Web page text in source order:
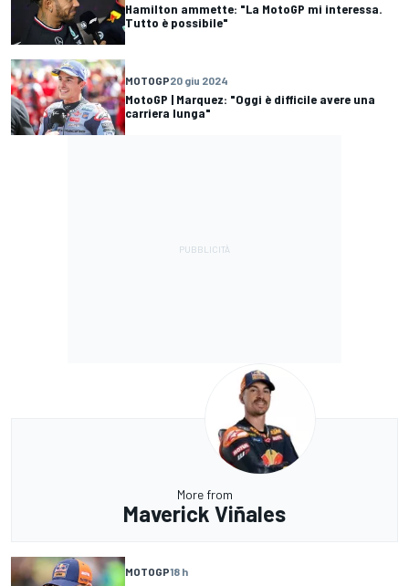
Hamilton ammette: "La MotoGP mi interessa.
Tutto è possibile"
MOTOGP20 giu 2024
MotoGP | Marquez: "Oggi è difficile avere una
carriera lunga"
More from
Maverick Viñales
MOTOGP18 h